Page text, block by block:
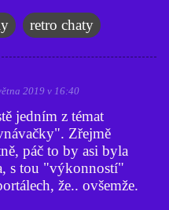
retro chaty
2019 v 16:40
jedním z témat
Zřejmě
páč to by asi byla
s tou "výkonností"
že.. ovšemže.